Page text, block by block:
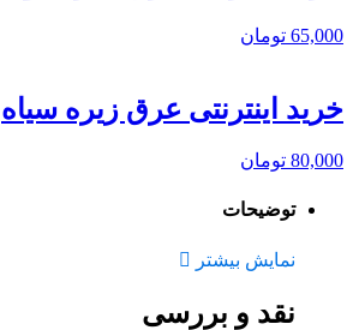
65,000 تومان
خرید اینترنتی عرق زیره سیاه
80,000 تومان
توضیحات
نمایش بیشتر
نقد و بررسی